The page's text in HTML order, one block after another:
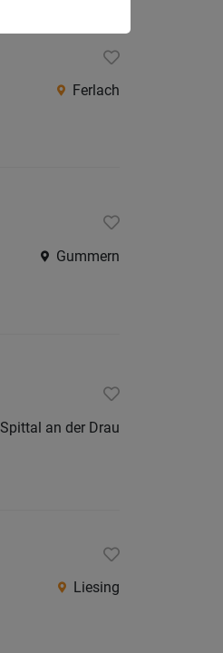
Ferlach
Gummern
Spittal an der Drau
Liesing